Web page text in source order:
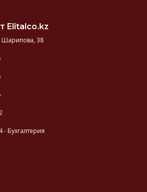
Elitalco.kz
Шарипова, 38
- Бухгалтерия